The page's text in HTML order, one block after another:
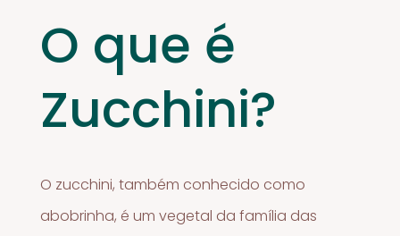
O que é
Zucchini?
O zucchini, também conhecido como
abobrinha, é um vegetal da família das